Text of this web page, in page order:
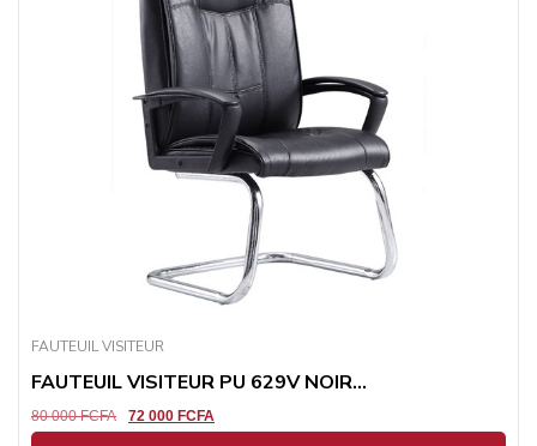
FAUTEUIL VISITEUR
FAUTEUIL VISITEUR PU 629V NOIR...
80 000FCFA 72 000 FCFA